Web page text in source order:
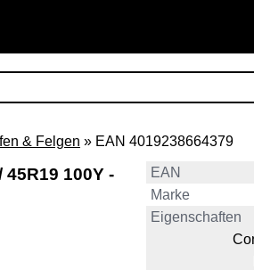
& Felgen » EAN 4019238664379
100Y -
EAN
Marke
Eigenschaften